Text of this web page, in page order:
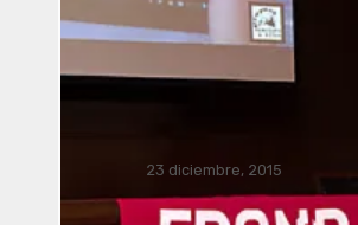
Música Bacterial por José
Romero, Ricardo Climent,
Acevedo Mota, Javier Nava,
Manusamo & Bzika y Siglinde
23 diciembre, 2015